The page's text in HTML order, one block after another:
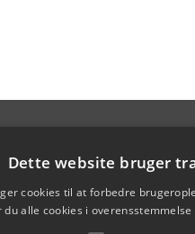
Dette website bruger
cookies til at forbedre
du alle cookies i